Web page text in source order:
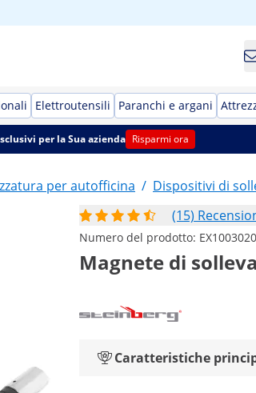
Elettroutensili Paranchi e argani
per la Sua azienda Risparmi ora
per autofficina / Dispositivi di
(15)
Numero del prodotto:
Magnete di
Caratteristiche